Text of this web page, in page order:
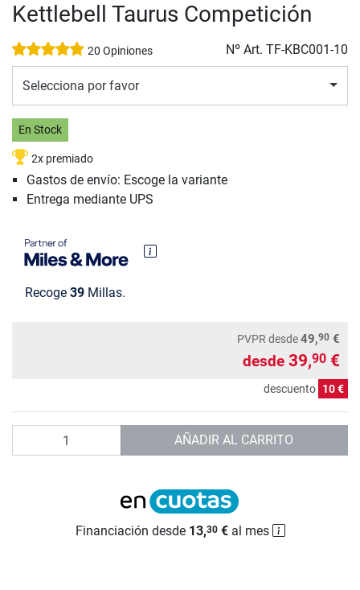
Kettlebell Taurus Competición
20 Opiniones Nº Art. TF-KBC001-10
Selecciona por favor
En Stock
2x premiado
Gastos de envío: Escoge la variante
Entrega mediante UPS
Recoge 39 Millas.
PVPR desde49,90 €
desde 39,90 €
descuento 10 €
AÑADIR AL CARRITO
Financiación desde 13,30€al mes